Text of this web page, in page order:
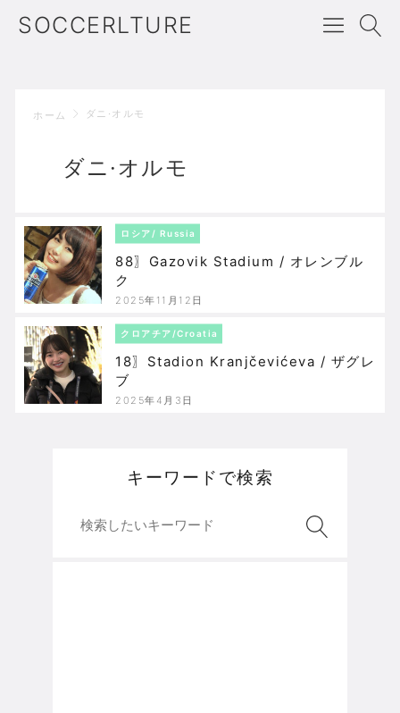
SOCCERLTURE
ホーム ダニ·オルモ
ダニ·オルモ
ロシア/ Russia
88〗Gazovik Stadium / オレンブル
ク
2025年11月12日
クロアチア/Croatia
18〗Stadion Kranjčevićeva / ザグレ
ブ
2025年4月3日
キーワードで検索